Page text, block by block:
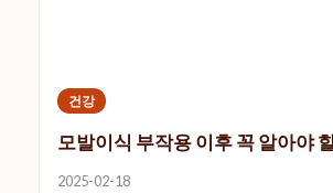
건강
모발이식 부작용 이후 꼭 알아야
2025-02-18